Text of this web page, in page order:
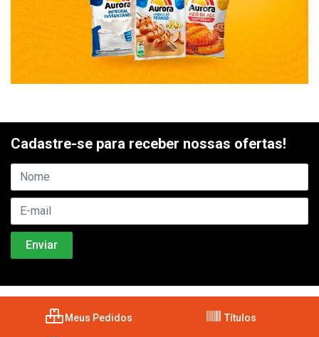
Cadastre-se para receber nossas ofertas!
Meus Pedidos Títulos